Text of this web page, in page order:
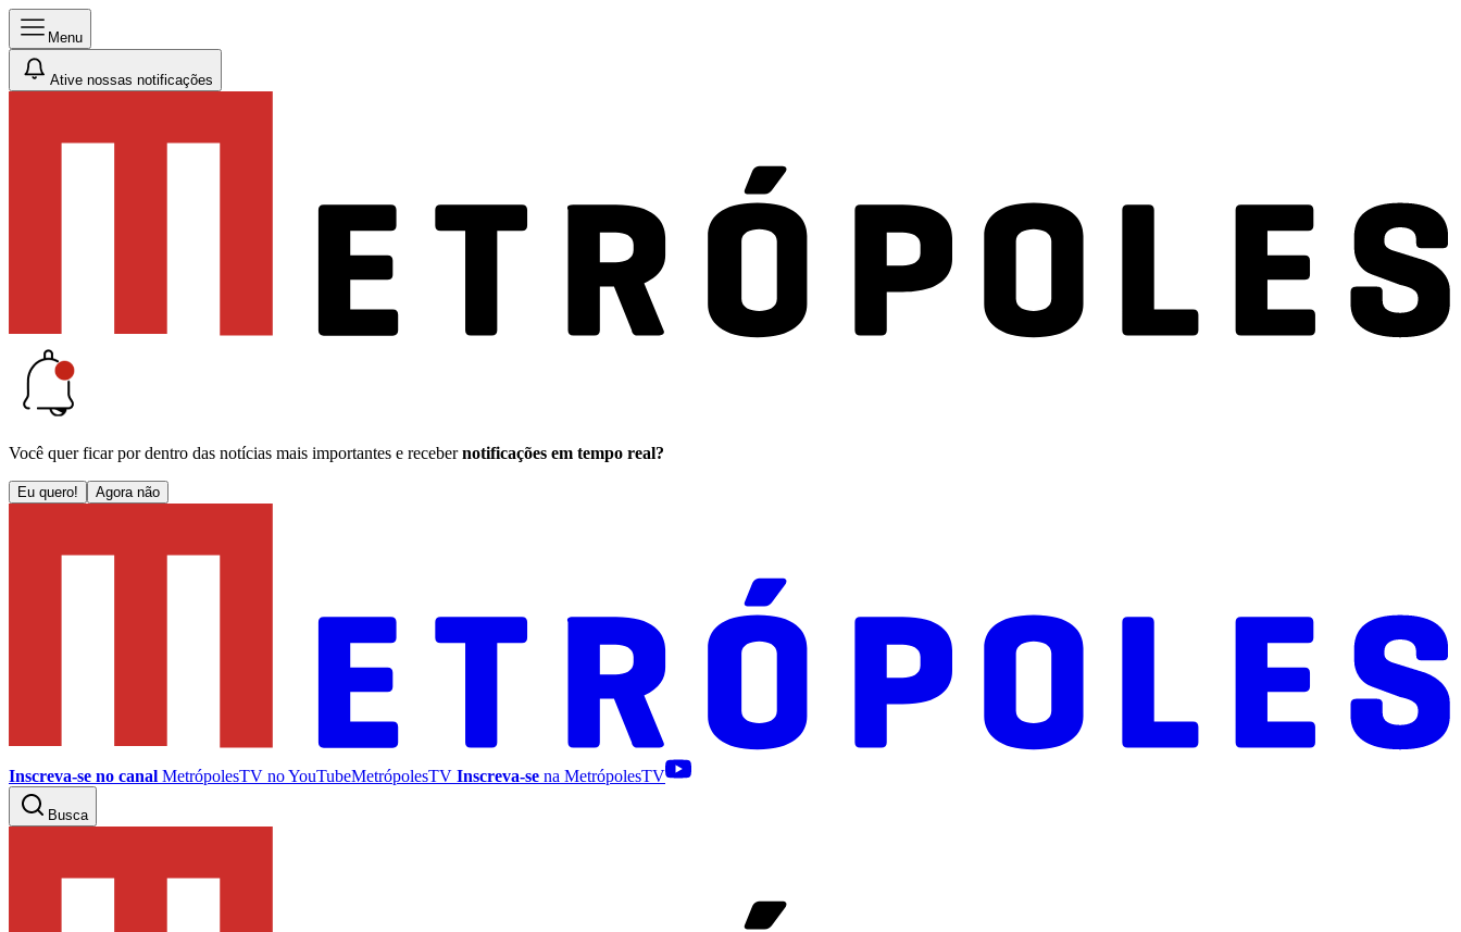
Menu
Ative nossas notificações
Você quer ficar por dentro das notícias mais importantes e receber notificações em tempo real?
Eu quero! Agora não
Inscreva-se no canal MetrópolesTV noYouTubeMetrópolesTV Inscreva-se na MetrópolesTV
Busca